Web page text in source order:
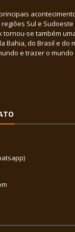
Sul e
tornou-se também
Bahia, do Brasil e do
e trazer o mundo